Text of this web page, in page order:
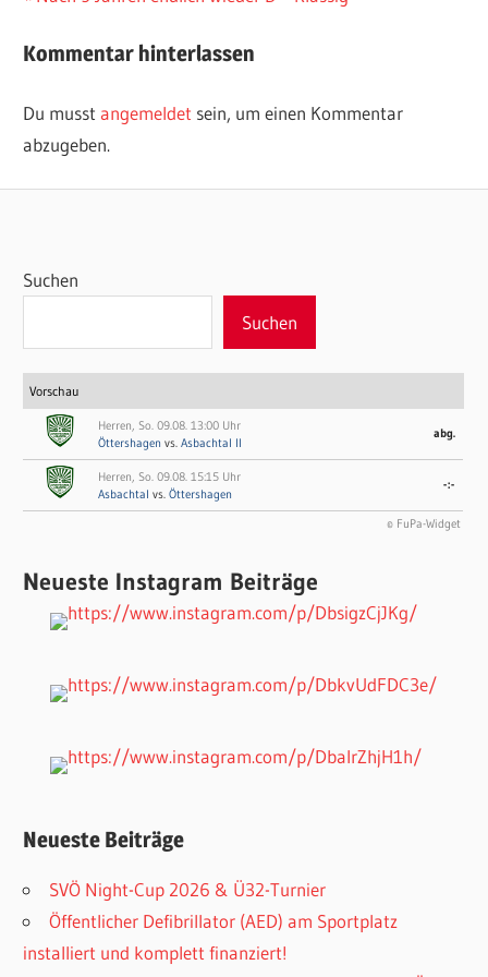
Kommentar hinterlassen
Du musstangemeldet sein, um einen Kommentar
abzugeben.
Suchen
Suchen
Vorschau
Herren, So. 09.08. 13:00 Uhr
Öttershagenvs.Asbachtal II
abg.
Herren, So. 09.08. 15:15 Uhr
Asbachtal vs.Öttershagen
-:-
© FuPa-Widget
Neueste Instagram Beiträge
Neueste Beiträge
SVÖ Night-Cup 2026 & Ü32-Turnier
Öffentlicher Defibrillator (AED) am Sportplatz
installiert und komplett finanziert!